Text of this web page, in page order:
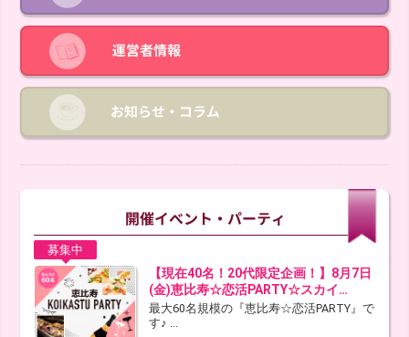
募集中
【現在40名！20代限定企画！】8月7日
(金)恵比寿☆恋活PARTY☆スカイ…
最大60名規模の『恵比寿☆恋活PARTY』で
す♪ ...